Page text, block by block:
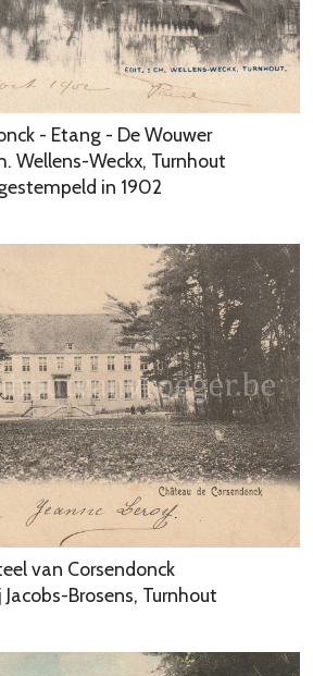
- Etang - De Wouwer
Wellens-Weckx, Turnhout
in 1902
van Corsendonck
Brosens, Turnhout